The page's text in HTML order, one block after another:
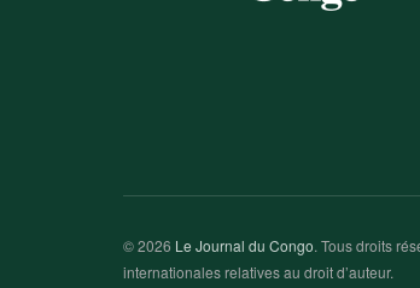
© 2026 Le Journal du Congo. Tous droits
internationales relatives au droit d’auteur.